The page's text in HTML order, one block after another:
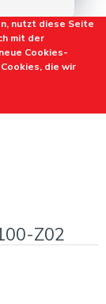
nutzt diese Seite
mit der
Cookies-
die wir
Z02